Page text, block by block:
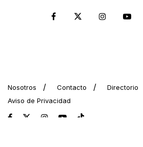
Nosotros Contacto
Directorio
Aviso de Privacidad